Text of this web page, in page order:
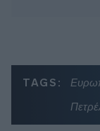
TAGS: